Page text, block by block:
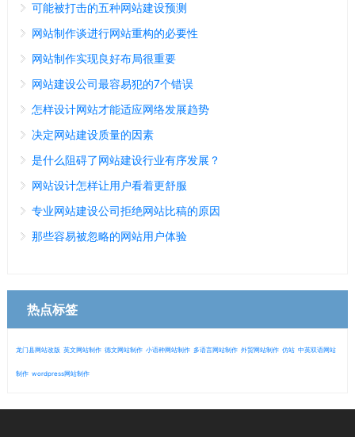
可能被打击的五种网站建设预测
网站制作谈进行网站重构的必要性
网站制作实现良好布局很重要
网站建设公司最容易犯的7个错误
怎样设计网站才能适应网络发展趋势
决定网站建设质量的因素
是什么阻碍了网站建设行业有序发展？
网站设计怎样让用户看着更舒服
专业网站建设公司拒绝网站比稿的原因
那些容易被忽略的网站用户体验
热点标签
龙门县网站改版 英文网站制作 德文网站制作 小语种网站制作 多语言网站制作 外贸网站制作 仿站 中英双语网站
制作 wordpress网站制作